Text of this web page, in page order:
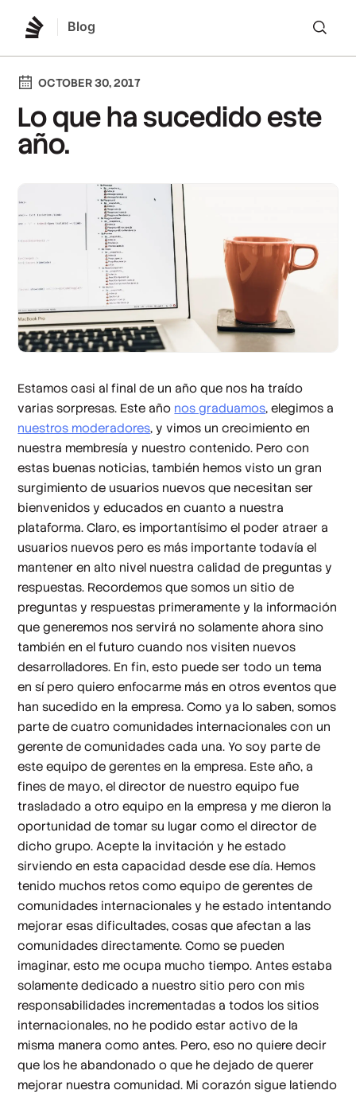
Blog
OCTOBER 30, 2017
Lo que ha sucedido este
año.
Estamos casi al final de un año que nos ha traído
varias sorpresas. Este año nos graduamos, elegimos a
nuestros moderadores, y vimos un crecimiento en
nuestra membresía y nuestro contenido. Pero con
estas buenas noticias, también hemos visto un gran
surgimiento de usuarios nuevos que necesitan ser
bienvenidos y educados en cuanto a nuestra
plataforma. Claro, es importantísimo el poder atraer a
usuarios nuevos pero es más importante todavía el
mantener en alto nivel nuestra calidad de preguntas y
respuestas. Recordemos que somos un sitio de
preguntas y respuestas primeramente y la información
que generemos nos servirá no solamente ahora sino
también en el futuro cuando nos visiten nuevos
desarrolladores. En fin, esto puede ser todo un tema
en sí pero quiero enfocarme más en otros eventos que
han sucedido en la empresa. Como ya lo saben, somos
parte de cuatro comunidades internacionales con un
gerente de comunidades cada una. Yo soy parte de
este equipo de gerentes en la empresa. Este año, a
fines de mayo, el director de nuestro equipo fue
trasladado a otro equipo en la empresa y me dieron la
oportunidad de tomar su lugar como el director de
dicho grupo. Acepte la invitación y he estado
sirviendo en esta capacidad desde ese día. Hemos
tenido muchos retos como equipo de gerentes de
comunidades internacionales y he estado intentando
mejorar esas dificultades, cosas que afectan a las
comunidades directamente. Como se pueden
imaginar, esto me ocupa mucho tiempo. Antes estaba
solamente dedicado a nuestro sitio pero con mis
responsabilidades incrementadas a todos los sitios
internacionales, no he podido estar activo de la
misma manera como antes. Pero, eso no quiere decir
que los he abandonado o que he dejado de querer
mejorar nuestra comunidad. Mi corazón sigue latiendo